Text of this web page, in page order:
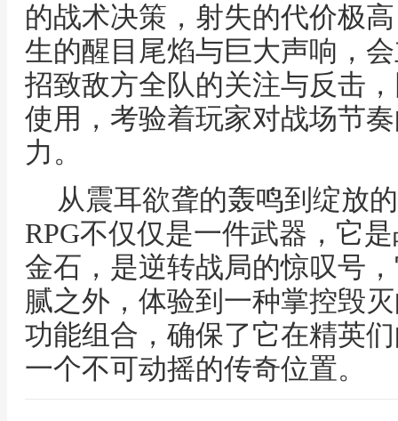
的战术决策，射失的代价极
生的醒目尾焰与巨大声响，
招致敌方全队的关注与反击
使用，考验着玩家对战场节
力。
从震耳欲聋的轰鸣到绽放
RPG不仅仅是一件武器，它
金石，是逆转战局的惊叹号
腻之外，体验到一种掌控毁
功能组合，确保了它在精英
一个不可动摇的传奇位置。